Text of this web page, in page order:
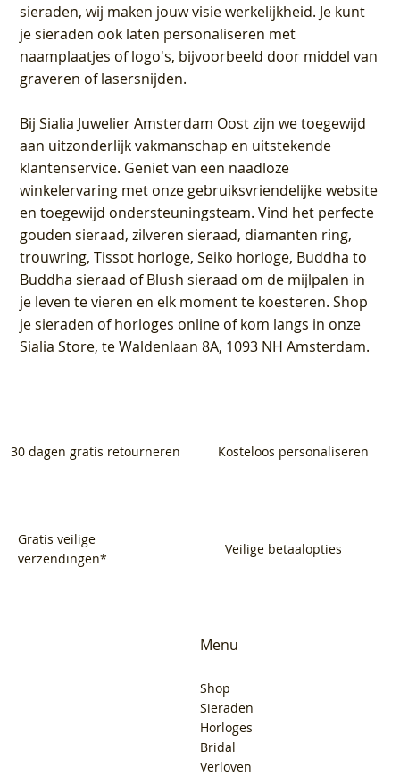
sieraden, wij maken jouw visie werkelijkheid. Je kunt
je sieraden ook laten personaliseren met
naamplaatjes of logo's, bijvoorbeeld door middel van
graveren of lasersnijden.
BijSialia Juwelier Amsterdam Oostzijn we toegewijd
aan uitzonderlijk vakmanschap en uitstekende
klantenservice. Geniet van een naadloze
winkelervaring met onze gebruiksvriendelijke website
en toegewijd ondersteuningsteam. Vind het perfecte
gouden sieraad, zilveren sieraad, diamanten ring,
trouwring, Tissot horloge, Seiko horloge, Buddha to
Buddha sieraad of Blush sieraad om de mijlpalen in
je leven te vieren en elk moment te koesteren. Shop
je sieraden of horloges online of kom langs in onze
Sialia Store, te Waldenlaan 8A, 1093 NH Amsterdam.
30 dagen gratis retourneren Kosteloos personaliseren
Gratis veilige
verzendingen*
Veilige betaalopties
Menu
Shop
Sieraden
Horloges
Bridal
Verloven